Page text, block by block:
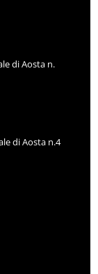
di Aosta n.
di Aosta n.4